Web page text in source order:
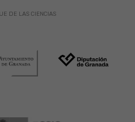
DE LAS CIENCIAS